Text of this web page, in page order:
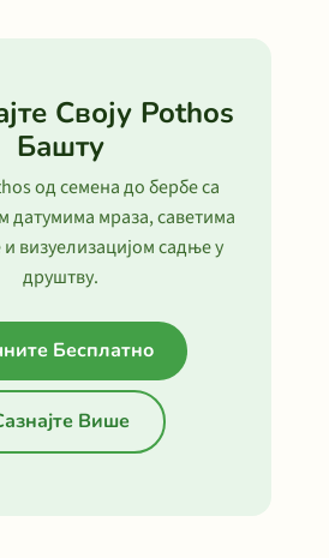
Своју Pothos
Башту
од семена до бербе са
датумима мраза, саветима
визуелизацијом садње у
друштву.
Бесплатно
Више